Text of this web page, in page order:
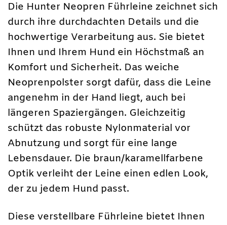
Die Hunter Neopren Führleine zeichnet sich
durch ihre durchdachten Details und die
hochwertige Verarbeitung aus. Sie bietet
Ihnen und Ihrem Hund ein Höchstmaß an
Komfort und Sicherheit. Das weiche
Neoprenpolster sorgt dafür, dass die Leine
angenehm in der Hand liegt, auch bei
längeren Spaziergängen. Gleichzeitig
schützt das robuste Nylonmaterial vor
Abnutzung und sorgt für eine lange
Lebensdauer. Die braun/karamellfarbene
Optik verleiht der Leine einen edlen Look,
der zu jedem Hund passt.
Diese verstellbare Führleine bietet Ihnen